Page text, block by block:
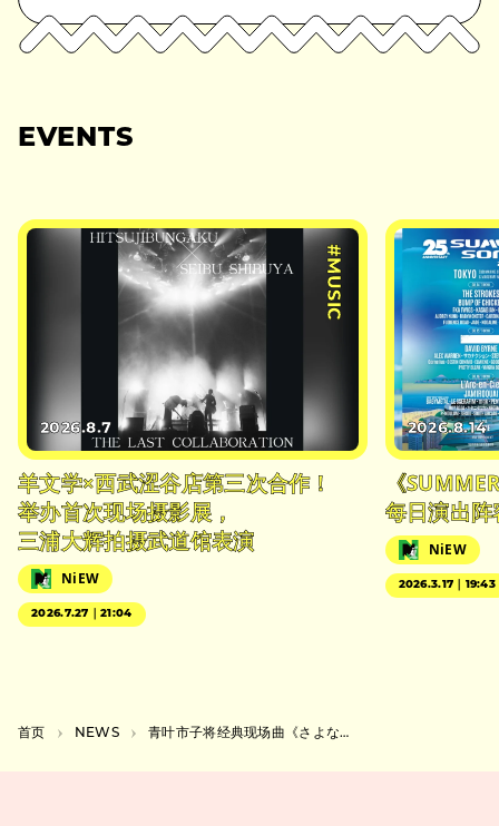
EVENTS
#MUSIC
2026.8.7
羊文学×西武涩谷店第三次合作！
举办首次现场摄影展，
三浦大辉拍摄武道馆表演
NiEW
2026.7.27｜21:04
2026.8.14
《
每日演出阵
NiEW
2026.3.17｜19:43
首页 NEWS 青叶市子将经典现场曲《さよならペンギン》音源化，《アダンの風》黑胶再版发行